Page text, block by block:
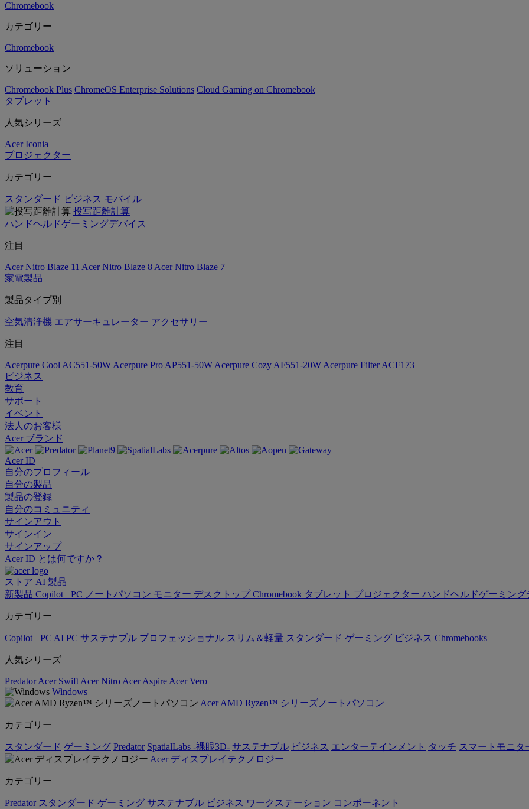
Chromebook
カテゴリー
Chromebook
ソリューション
Chromebook Plus ChromeOS Enterprise Solutions Cloud Gaming on Chromebook
タブレット
人気シリーズ
Acer Iconia
プロジェクター
カテゴリー
スタンダード ビジネス モバイル
投写距離計算
ハンドヘルドゲーミングデバイス
注目
Acer Nitro Blaze 11 Acer Nitro Blaze 8 Acer Nitro Blaze 7
家電製品
製品タイプ別
空気清浄機 エアサーキュレーター アクセサリー
注目
Acerpure Cool AC551-50W Acerpure Pro AP551-50W Acerpure Cozy AF551-20W Acerpure Filter ACF173
ビジネス
教育
サポート
イベント
法人のお客様
Acer ブランド
Acer ID
自分のプロフィール
自分の製品
製品の登録
自分のコミュニティ
サインアウト
サインイン
サインアップ
Acer ID とは何ですか？
ストア AI 製品
新製品 Copilot+ PC ノートパソコン モニター デスクトップChromebook タブレット プロジェクター ハンドヘルドゲーミン
カテゴリー
Copilot+ PC AI PC サステナブル プロフェッショナル スリム＆軽量 スタンダード ゲーミング ビジネス Chromebooks
人気シリーズ
Predator Acer Swift Acer Nitro Acer Aspire Acer Vero
Windows
Acer AMD Ryzen™ シリーズノートパソコン
カテゴリー
スタンダード ゲーミング Predator SpatialLabs -裸眼3D- サステナブル ビジネス エンターテインメント タッチ スマートモニタ
Acer ディスプレイテクノロジー
カテゴリー
Predator スタンダード ゲーミング サステナブル ビジネス ワークステーション コンポーネント